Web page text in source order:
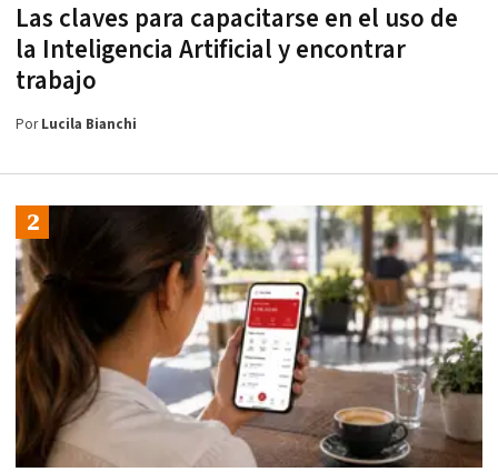
Las claves para capacitarse en el uso de
la Inteligencia Artificial y encontrar
trabajo
PorLucila Bianchi